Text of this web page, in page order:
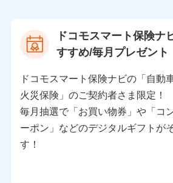
当社の対応品質向上やお問い合わせ内
個人情報保護管理者の職名、連
〒103-0013 東京都中央区日本橋人
バンネット日本橋ビル 3F
株式会社ドコモ・インシュアランス
個人情報の第三者提供について
ドコモスマート保険ナ
すすめ/毎月プレゼント
ドコモスマート保険ナビの「自動
火災保険」のご契約者さま限定！
毎月抽選で「お買い物券」や「コ
ーポン」などのデジタルギフトが
す！